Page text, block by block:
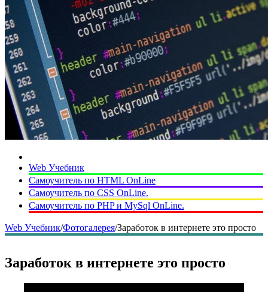
Web Учебник
Самоучитель по HTML OnLine
Самоучитель по CSS OnLine.
Самоучитель по PHP и MySql OnLine.
Web Учебник/Фотогалерея/Заработок в интернете это просто
Заработок в интернете это просто